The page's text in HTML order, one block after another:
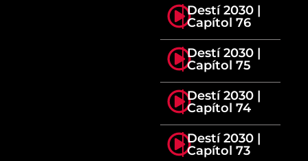
Destí 2030 |
Capítol 76
Destí 2030 |
Capítol 75
Destí 2030 |
Capítol 74
Destí 2030 |
Capítol 73